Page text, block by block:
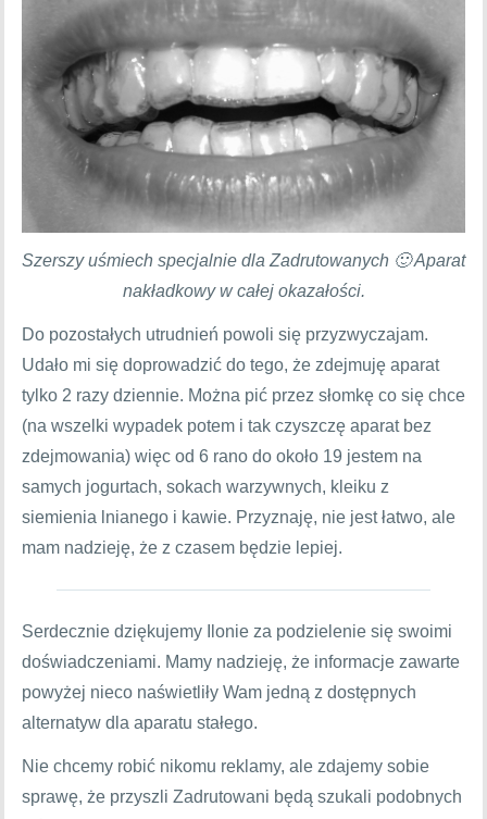
Szerszy uśmiech specjalnie dla Zadrutowanych 🙂 Aparat
nakładkowy w całej okazałości.
Do pozostałych utrudnień powoli się przyzwyczajam.
Udało mi się doprowadzić do tego, że zdejmuję aparat
tylko 2 razy dziennie. Można pić przez słomkę co się chce
(na wszelki wypadek potem i tak czyszczę aparat bez
zdejmowania) więc od 6 rano do około 19 jestem na
samych jogurtach, sokach warzywnych, kleiku z
siemienia lnianego i kawie. Przyznaję, nie jest łatwo, ale
mam nadzieję, że z czasem będzie lepiej.
Serdecznie dziękujemy Ilonie za podzielenie się swoimi
doświadczeniami. Mamy nadzieję, że informacje zawarte
powyżej nieco naświetliły Wam jedną z dostępnych
alternatyw dla aparatu stałego.
Nie chcemy robić nikomu reklamy, ale zdajemy sobie
sprawę, że przyszli Zadrutowani będą szukali podobnych